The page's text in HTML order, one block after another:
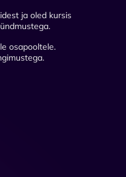
ja oled kursis
osapooltele.